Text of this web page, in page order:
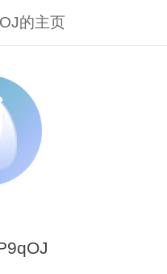
的主页